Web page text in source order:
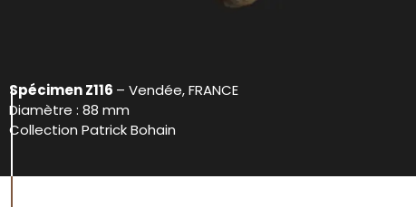
Spécimen Z116 – Vendée, FRANCE
Diamètre : 88 mm
Collection Patrick Bohain